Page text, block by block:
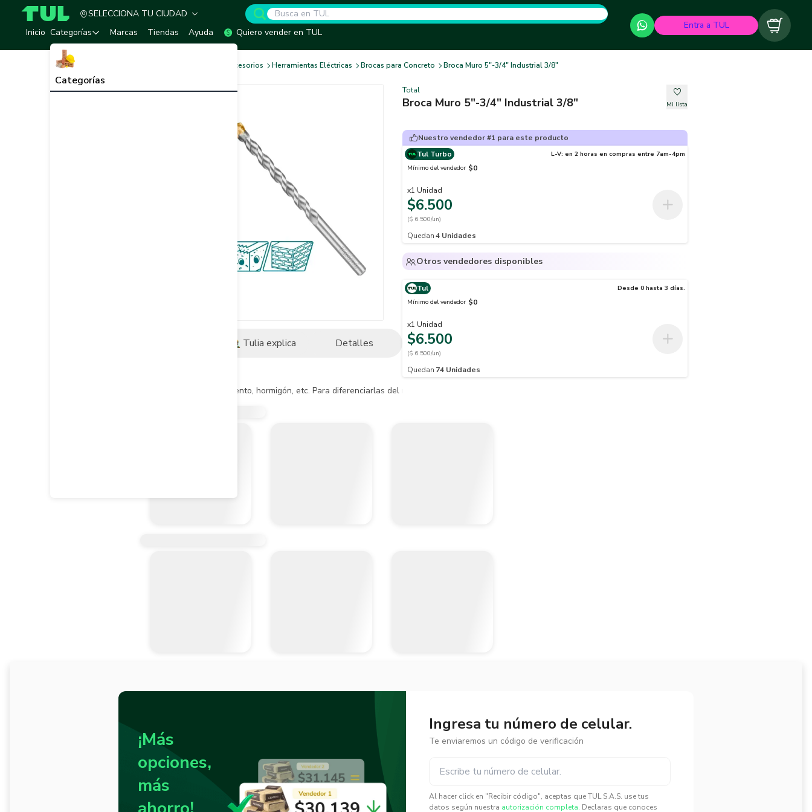
TUL - Tu Marketplace de Construcción
SELECCIONA TU CIUDAD
Inicio Categorías
Categorías
Marcas Tiendas Ayuda Quiero vender en TUL
Entra a TUL Carrito
Herramientas, Equipos y Accesorios Herramientas Eléctricas Brocas para Concreto Broca Muro 5"-3/4" Industrial 3/8"
Tulia explica Detalles
Son brocas para piedra, cemento, hormigón, etc. Para diferenciarlas del resto, lo mejor es fijarnos en la punta, ya que lleva un refuerzo con forma de pala.en un material
Total
Broca Muro 5"-3/4" Industrial 3/8" Mi lista
Nuestro vendedor #1 para este producto
Tul Turbo
L-V: en 2 horas en compras entre 7am-4pm
Mínimo del vendedor $0
x1 Unidad
$6.500
($ 6.500/un)
Quedan4 Unidades
Otros vendedores disponibles
Tul
Desde 0 hasta 3 días.
Mínimo del vendedor $0
x1 Unidad
$6.500
($ 6.500/un)
Quedan 74 Unidades
¡Más
opciones,
más
Ingresa tu número de celular.
Te enviaremos un código de verificación
Al hacer click en "Recibir código", aceptas que TUL S.A.S. use tus
datos según nuestra autorización completa. Declaras que conoces